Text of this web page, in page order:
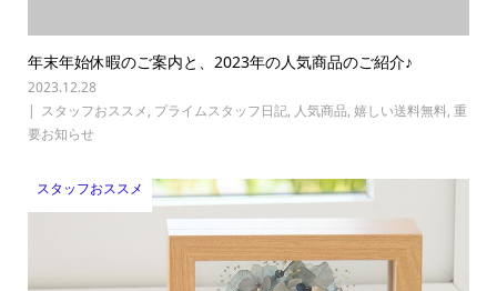
年末年始休暇のご案内と、2023年の人気商品のご紹介♪
2023.12.28
スタッフおススメ, プライムスタッフ日記, 人気商品, 嬉しい送料無料, 重
要お知らせ
スタッフおススメ